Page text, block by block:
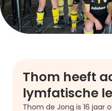
Thom heeft
lymfatische
Thom de Jong is 16 jaar